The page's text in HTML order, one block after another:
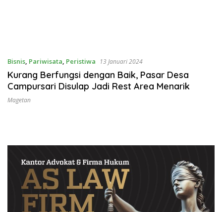
Bisnis, Pariwisata, Peristiwa 13 Januari 2024
Kurang Berfungsi dengan Baik, Pasar Desa
Campursari Disulap Jadi Rest Area Menarik
Magetan